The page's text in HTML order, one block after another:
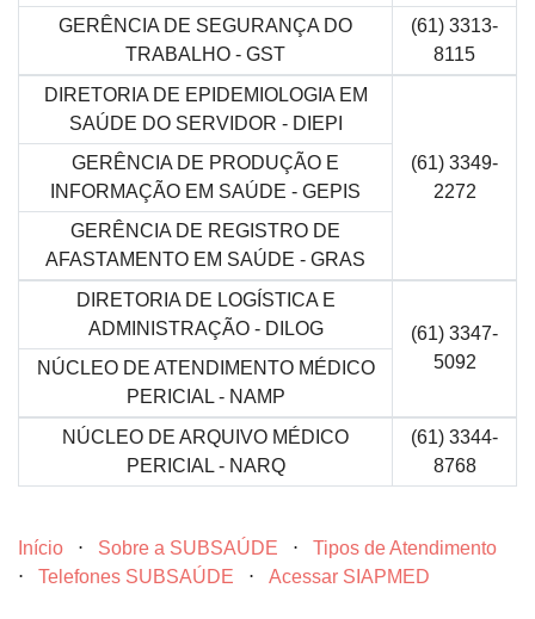
GERÊNCIA DE SEGURANÇA DO
TRABALHO - GST
(61) 3313-
8115
DIRETORIA DE EPIDEMIOLOGIA EM
SAÚDE DO SERVIDOR - DIEPI
(61) 3349-
2272
GERÊNCIA DE PRODUÇÃO E
INFORMAÇÃO EM SAÚDE - GEPIS
GERÊNCIA DE REGISTRO DE
AFASTAMENTO EM SAÚDE - GRAS
DIRETORIA DE LOGÍSTICA E
ADMINISTRAÇÃO - DILOG
(61) 3347-
5092
NÚCLEO DE ATENDIMENTO MÉDICO
PERICIAL - NAMP
NÚCLEO DE ARQUIVO MÉDICO
PERICIAL - NARQ
(61) 3344-
8768
Início ⋅ Sobre a SUBSAÚDE ⋅
Tipos de Atendimento
⋅
Telefones SUBSAÚDE ⋅ Acessar SIAPMED